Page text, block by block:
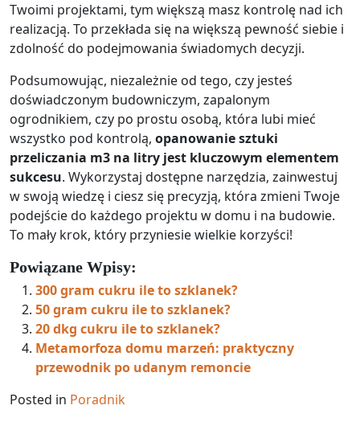
Twoimi projektami, tym większą masz kontrolę nad ich
realizacją. To przekłada się na większą pewność siebie i
zdolność do podejmowania świadomych decyzji.
Podsumowując, niezależnie od tego, czy jesteś
doświadczonym budowniczym, zapalonym
ogrodnikiem, czy po prostu osobą, która lubi mieć
wszystko pod kontrolą, opanowanie sztuki
przeliczania m3 na litry jest kluczowym elementem
sukcesu. Wykorzystaj dostępne narzędzia, zainwestuj
w swoją wiedzę i ciesz się precyzją, która zmieni Twoje
podejście do każdego projektu w domu i na budowie.
To mały krok, który przyniesie wielkie korzyści!
Powiązane Wpisy:
300 gram cukru ile to szklanek?
50 gram cukru ile to szklanek?
20 dkg cukru ile to szklanek?
Metamorfoza domu marzeń: praktyczny
przewodnik po udanym remoncie
Posted in Poradnik